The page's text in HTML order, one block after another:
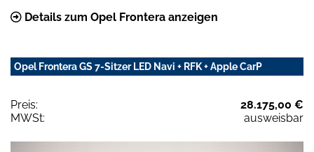
Details zum Opel Frontera anzeigen
Opel Frontera GS 7-Sitzer LED Navi + RFK + Apple CarP
Preis:
28.175,00 €
MWSt:
ausweisbar